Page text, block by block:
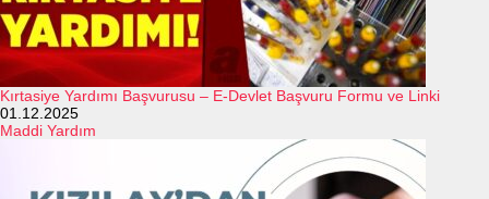
Kırtasiye Yardımı Başvurusu – E-Devlet Başvuru Formu ve Linki
01.12.2025
Maddi Yardım